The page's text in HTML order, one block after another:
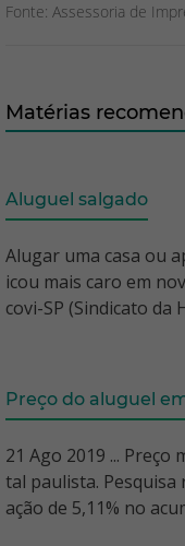
Fonte: Assessoria de
Matérias
Aluguel salgado
Alugar uma casa ou
icou mais caro em
covi-SP (Sindicato da
Preço do aluguel
21 Ago 2019 ...
tal paulista. Pesquisa
ação de 5,11% no